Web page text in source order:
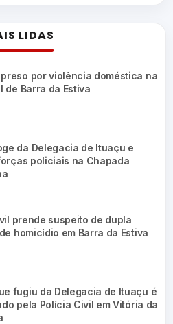
LIDAS
preso por violência doméstica na
de Barra da Estiva
da Delegacia de Ituaçu e
policiais na Chapada
prende suspeito de dupla
homicídio em Barra da Estiva
fugiu da Delegacia de Ituaçu é
pela Polícia Civil em Vitória da